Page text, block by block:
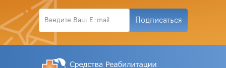
Подписаться